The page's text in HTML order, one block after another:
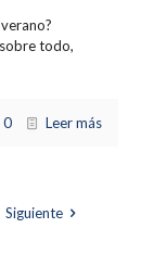
todo,
0 Leer más
Siguiente